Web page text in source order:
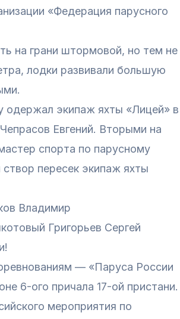
«Федерация парусного
на грани штормовой, но тем не
лодки развивали большую
одержал экипаж яхты «Лицей» в
Евгений. Вторыми на
спорта по парусному
пересек экипаж яхты
Владимир
Григорьев Сергей
— «Паруса России
6-ого причала 17-ой пристани.
мероприятия по